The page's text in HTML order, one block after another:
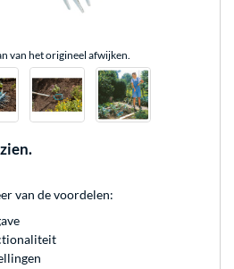
van het origineel afwijken.
van de voordelen: